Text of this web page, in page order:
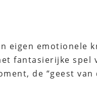
eigen emotionele
fantasierijke spel
de “geest